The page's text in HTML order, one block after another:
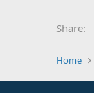
Share:
Home